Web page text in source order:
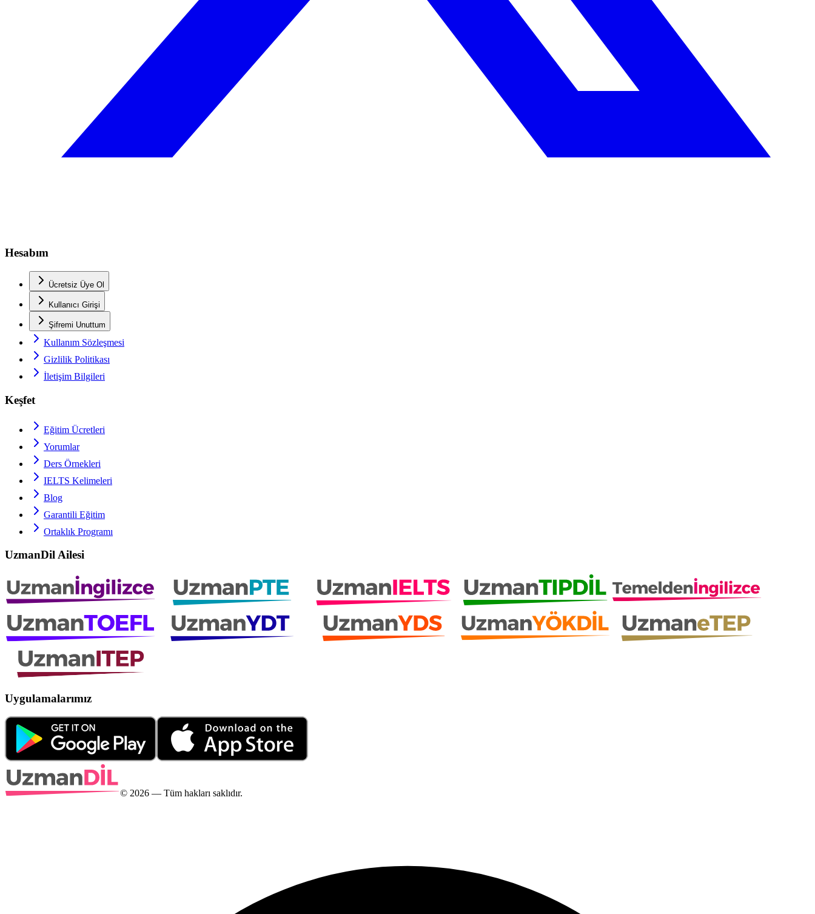
Hesabım
Ücretsiz Üye Ol
Kullanıcı Girişi
Şifremi Unuttum
Kullanım Sözleşmesi
Gizlilik Politikası
İletişim Bilgileri
Keşfet
Eğitim Ücretleri
Yorumlar
Ders Örnekleri
IELTS Kelimeleri
Blog
Garantili Eğitim
Ortaklık Programı
UzmanDil Ailesi
Uygulamalarımız
© 2026 — Tüm hakları saklıdır.